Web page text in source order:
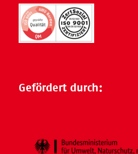
Gefördert durch: